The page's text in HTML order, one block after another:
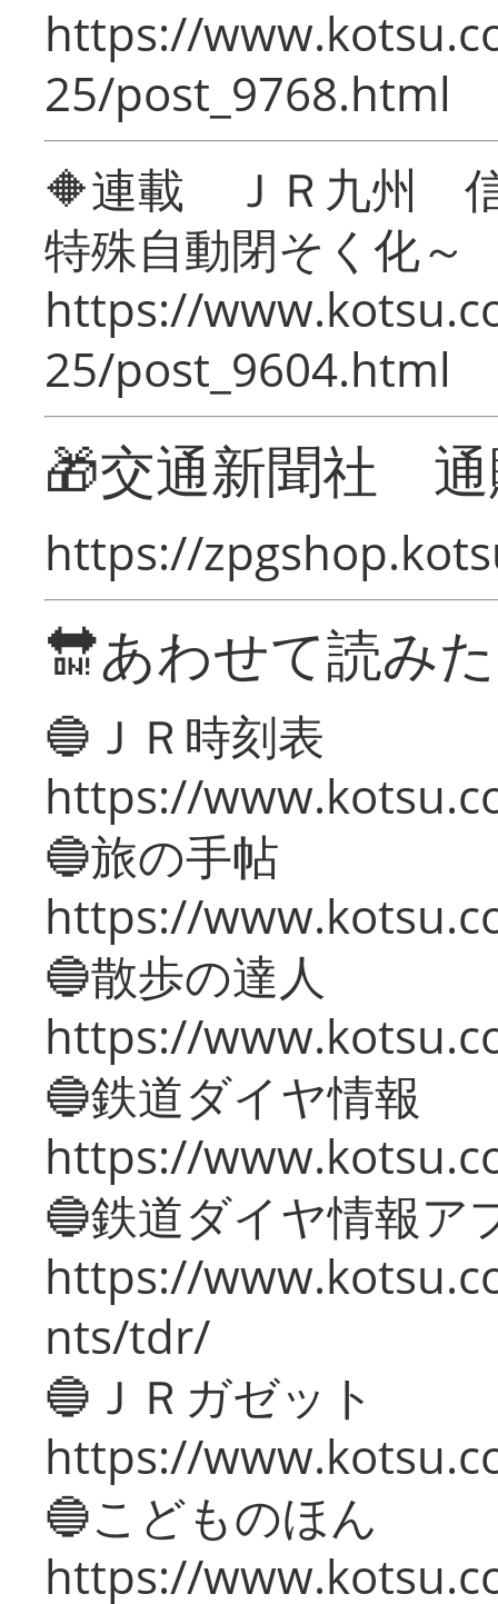
https://
25/post_9768.html
🔶連載 ＪＲ九州 信
特殊自動閉そく化～
https://
25/post_9604.html
🎁交通新聞社
https://
🔛あわせて読み
🔵ＪＲ時刻表
https://
🔵旅の手帖
https://
🔵散歩の達人
https://
🔵鉄道ダイヤ情報
https://
🔵鉄道ダイヤ情報ア
https://
nts/tdr/
🔵ＪＲガゼット
https://
🔵こどものほん
https://